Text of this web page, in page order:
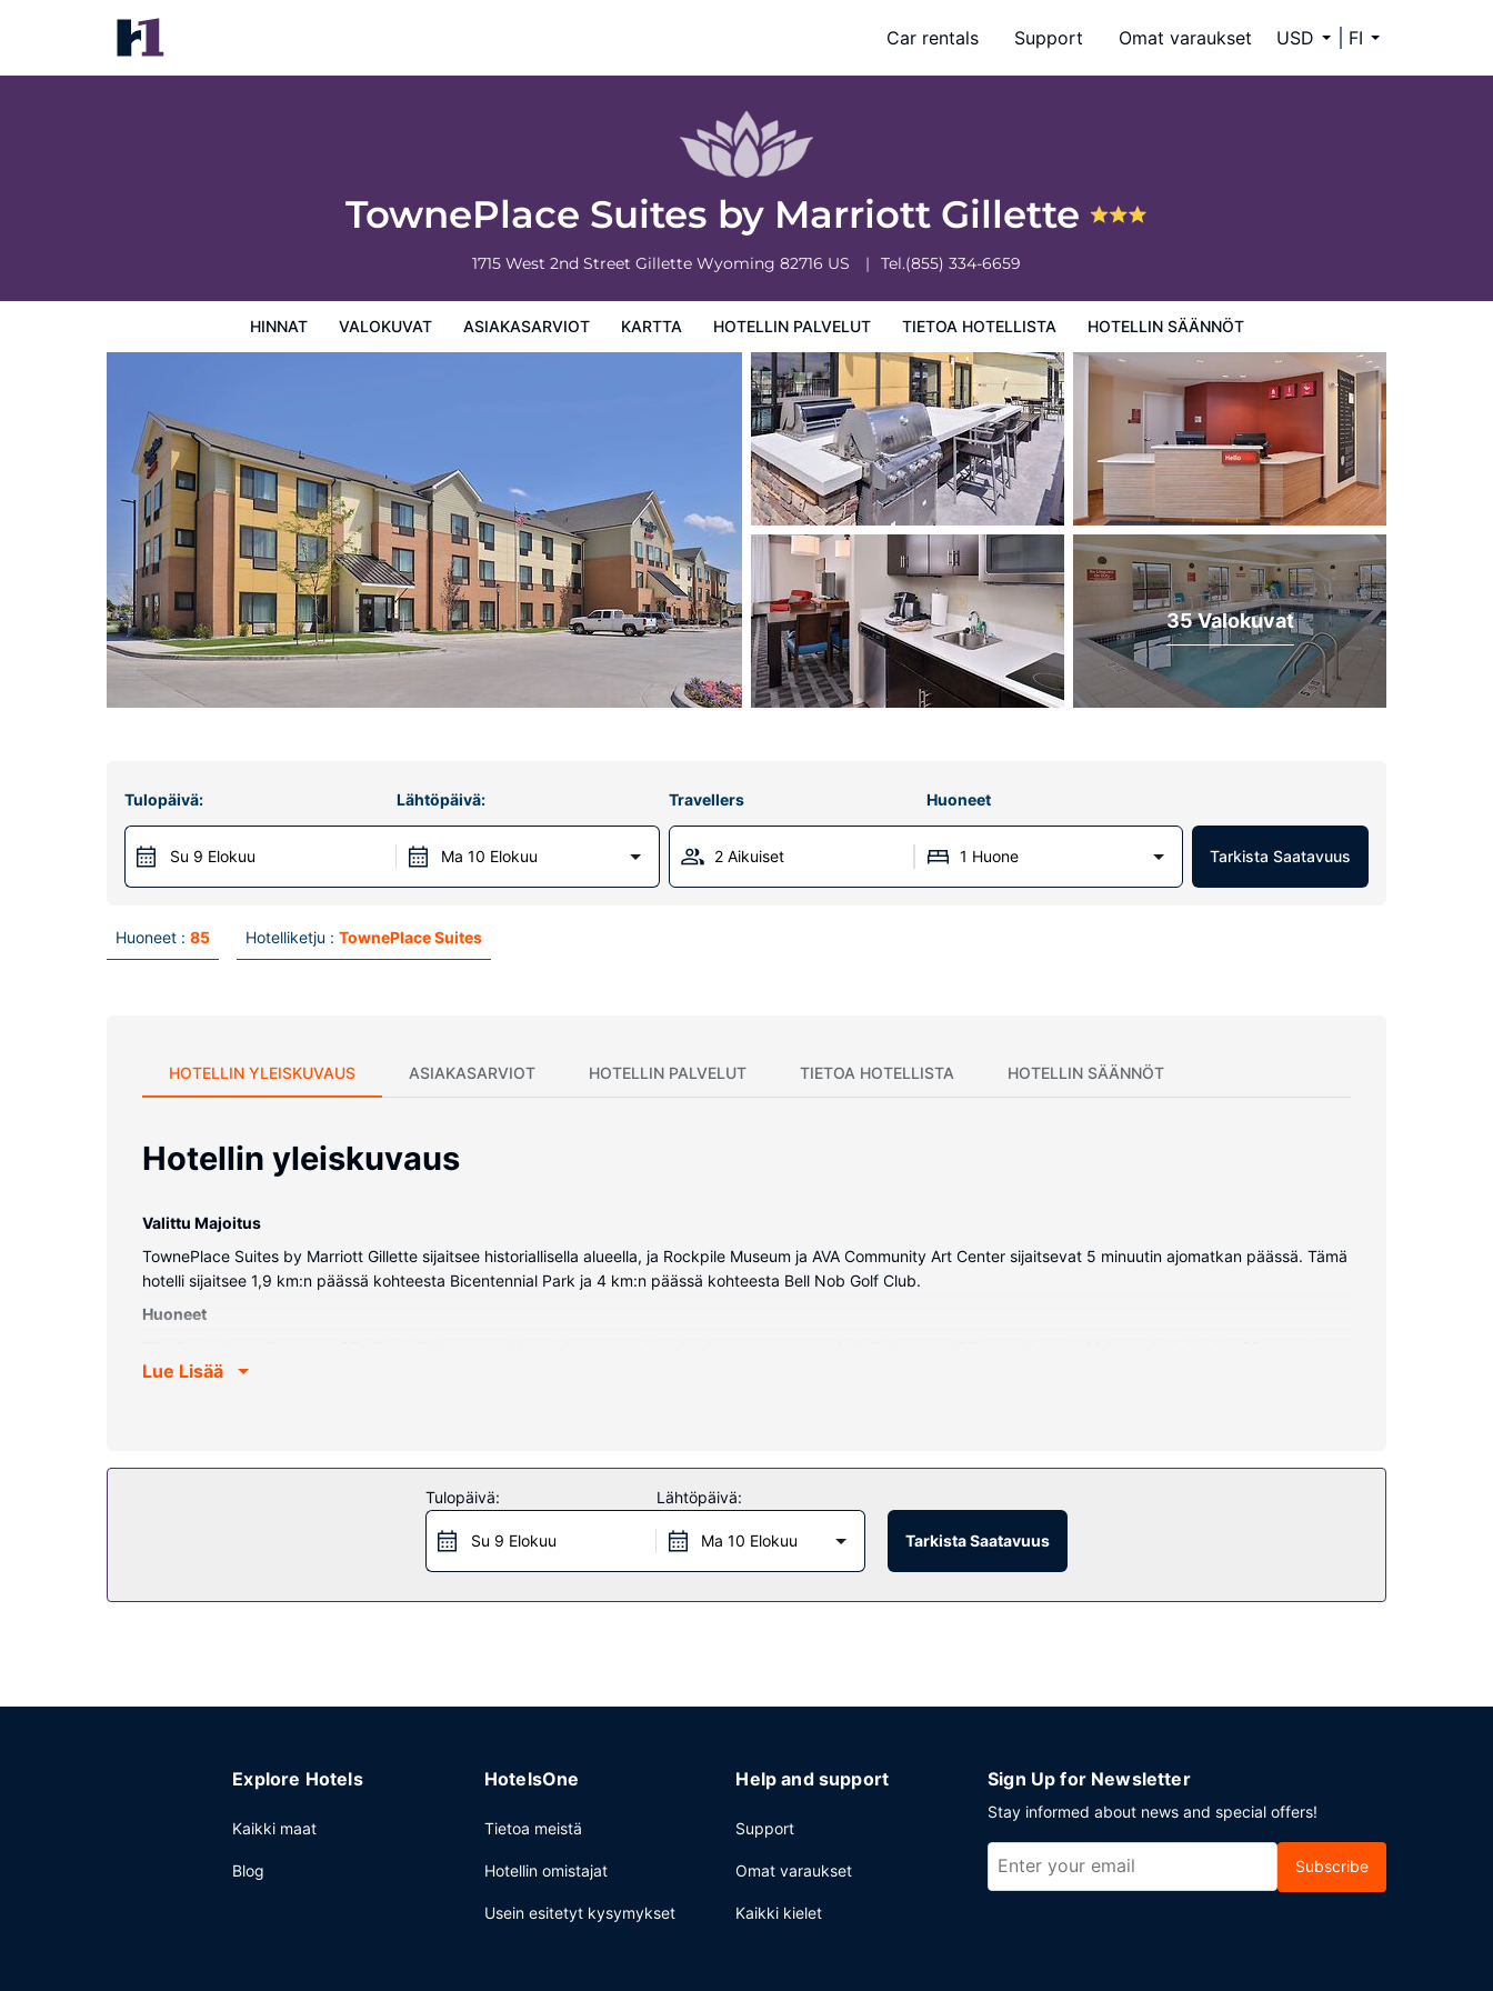
Car rentals Support Omat varaukset USD FI
TownePlace Suites by Marriott Gillette
1715 West 2nd Street Gillette Wyoming 82716 US Tel.(855) 334-6659
HINNAT VALOKUVAT ASIAKASARVIOT KARTTA HOTELLIN PALVELUT TIETOA HOTELLISTA HOTELLIN SÄÄNNÖT
TownePlace Suites by Marriott Gillette
Hinnat
35 Valokuvat
Tulopäivä:
Su 9 Elokuu
Lähtöpäivä:
Ma 10 Elokuu
Travellers Huoneet
2 Aikuiset 1 Huone Tarkista Saatavuus
Huoneet : 85 Hotelliketju : TownePlace Suites
HOTELLIN YLEISKUVAUS ASIAKASARVIOT HOTELLIN PALVELUT TIETOA HOTELLISTA HOTELLIN SÄÄNNÖT
Hotellin yleiskuvaus
Valittu Majoitus
TownePlace Suites by Marriott Gillette sijaitsee historiallisella alueella, ja Rockpile Museum ja AVA Community Art Center sijaitsevat 5 minuutin ajomatkan päässä. Tämä
hotelli sijaitsee 1,9 km:n päässä kohteesta Bicentennial Park ja 4 km:n päässä kohteesta Bell Nob Golf Club.
Huoneet
älytelevisio ja kaapelikanavat. Käytössäsi on myös ilmainen langaton internetyhteys. Varusteluun kuuluu mikroaaltouuni, kahvin-/vedenkeitin ja puhelin (ilmaiset
TownePlace Suites by Marriott Gillette tarjoaa asiakkailleen välipalabaarin/delin. Ilmainen mannermainen aamiainen tarjoillaan arkipäivisin klo 6.00–9.30 ja
Lue Lisää
Tulopäivä:
Su 9 Elokuu
Lähtöpäivä:
Ma 10 Elokuu Tarkista Saatavuus
Explore Hotels
Kaikki maat
Blog
HotelsOne
Tietoa meistä
Hotellin omistajat
Usein esitetyt kysymykset
Help and support
Support
Omat varaukset
Kaikki kielet
Sign Up for Newsletter
Stay informed about news and special offers!
Subscribe